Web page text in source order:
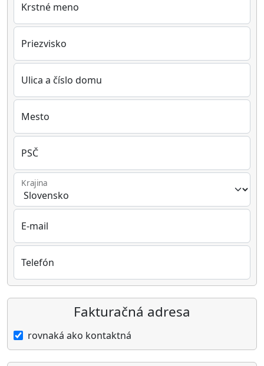
Krstné meno
Priezvisko
Ulica a číslo domu
Mesto
PSČ
Krajina
E-mail
Telefón
Fakturačná adresa
rovnaká ako kontaktná